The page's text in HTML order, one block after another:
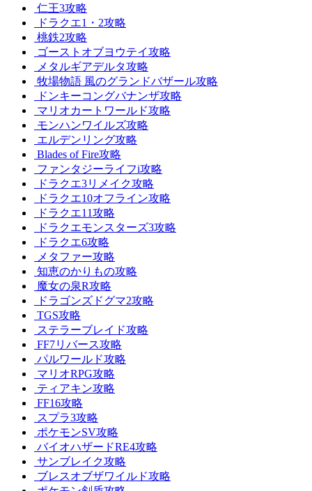
仁王3攻略
ドラクエ1・2攻略
桃鉄2攻略
ゴーストオブヨウテイ攻略
メタルギアデルタ攻略
牧場物語 風のグランドバザール攻略
ドンキーコングバナンザ攻略
マリオカートワールド攻略
モンハンワイルズ攻略
エルデンリング攻略
Blades of Fire攻略
ファンタジーライフi攻略
ドラクエ3リメイク攻略
ドラクエ10オフライン攻略
ドラクエ11攻略
ドラクエモンスターズ3攻略
ドラクエ6攻略
メタファー攻略
知恵のかりもの攻略
魔女の泉R攻略
ドラゴンズドグマ2攻略
TGS攻略
ステラーブレイド攻略
FF7リバース攻略
パルワールド攻略
マリオRPG攻略
ティアキン攻略
FF16攻略
スプラ3攻略
ポケモンSV攻略
バイオハザードRE4攻略
サンブレイク攻略
ブレスオブザワイルド攻略